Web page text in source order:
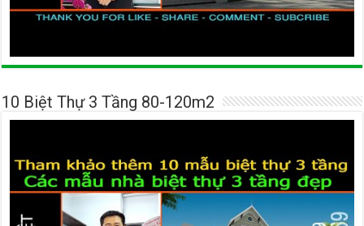
10 Biệt Thự 3 Tầng 80-120m2